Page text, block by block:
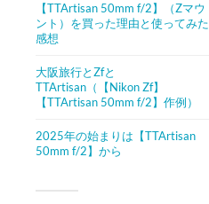
【TTArtisan 50mm f/2】（Zマウ
ント）を買った理由と使ってみた
感想
大阪旅行とZfと
TTArtisan（【Nikon Zf】
【TTArtisan 50mm f/2】作例）
2025年の始まりは【TTArtisan
50mm f/2】から